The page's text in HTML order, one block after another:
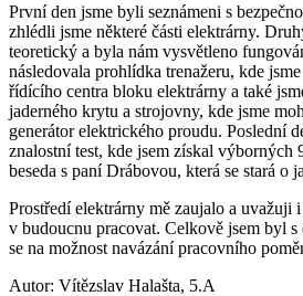
První den jsme byli seznámeni s
zhlédli jsme některé části elektrárny.
teoretický a byla nám vysvětleno
následovala prohlídka trenažeru, kde
řídícího centra bloku elektrárny a také
jaderného krytu a strojovny, kde jsme
generátor elektrického proudu. Poslední
znalostní test, kde jsem získal výborných
beseda s paní Drábovou, která se stará o
Prostředí elektrárny mě zaujalo a uvažuji
v budoucnu pracovat. Celkově jsem byl
se na možnost navázání pracovního
Autor: Vítězslav Halašta, 5.A